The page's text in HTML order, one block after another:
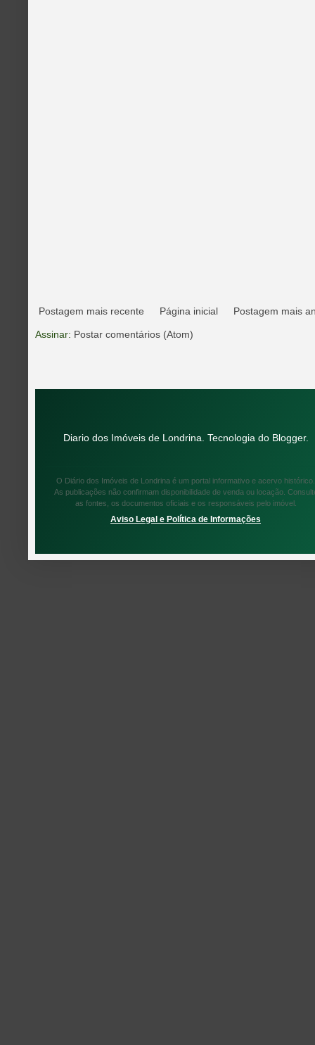
Postagem mais recente Postagem mais
Página inicial
Assinar: Postar comentários (Atom)
Diario dos Imóveis de Londrina. Tecnologia do Blogger.
O Diário dos Imóveis de Londrina é um portal informativo e acervo histórico.
As publicações não confirmam disponibilidade de venda ou locação.
as fontes, os documentos oficiais e os responsáveis pelo imóvel.
Aviso Legal e Política de Informações